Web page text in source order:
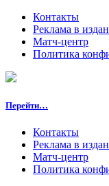
Контакты
Реклама в
Матч-центр
Политика
Перейти…
Контакты
Реклама в
Матч-центр
Политика